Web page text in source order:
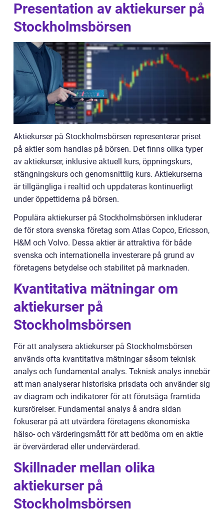
Presentation av aktiekurser på
Stockholmsbörsen
Aktiekurser på Stockholmsbörsen representerar priset
på aktier som handlas på börsen. Det finns olika typer
av aktiekurser, inklusive aktuell kurs, öppningskurs,
stängningskurs och genomsnittlig kurs. Aktiekurserna
är tillgängliga i realtid och uppdateras kontinuerligt
under öppettiderna på börsen.
Populära aktiekurser på Stockholmsbörsen inkluderar
de för stora svenska företag som Atlas Copco, Ericsson,
H&M och Volvo. Dessa aktier är attraktiva för både
svenska och internationella investerare på grund av
företagens betydelse och stabilitet på marknaden.
Kvantitativa mätningar om
aktiekurser på
Stockholmsbörsen
För att analysera aktiekurser på Stockholmsbörsen
används ofta kvantitativa mätningar såsom teknisk
analys och fundamental analys. Teknisk analys innebär
att man analyserar historiska prisdata och använder sig
av diagram och indikatorer för att förutsäga framtida
kursrörelser. Fundamental analys å andra sidan
fokuserar på att utvärdera företagens ekonomiska
hälso- och värderingsmått för att bedöma om en aktie
är övervärderad eller undervärderad.
Skillnader mellan olika
aktiekurser på
Stockholmsbörsen